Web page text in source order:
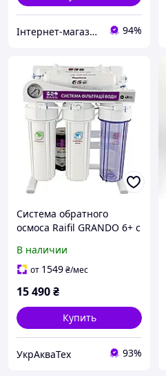
Інтернет-магазин «ПЕРША ВОДА» 94%
Система обратного
осмоса Raifil GRANDO 6+ с
манометром 75G
В наличии
от 1549₴/мес
15 490₴
Купить
УкрАкваТех 93%